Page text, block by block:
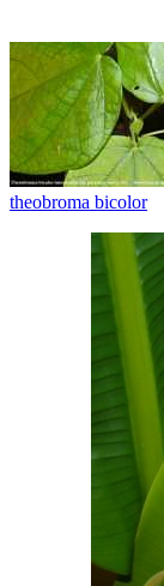
theobroma bicolor